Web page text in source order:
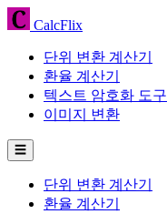
CalcFlix
단위 변환 계산기
환율 계산기
텍스트 암호화 도구
이미지 변환
☰
단위 변환 계산기
환율 계산기